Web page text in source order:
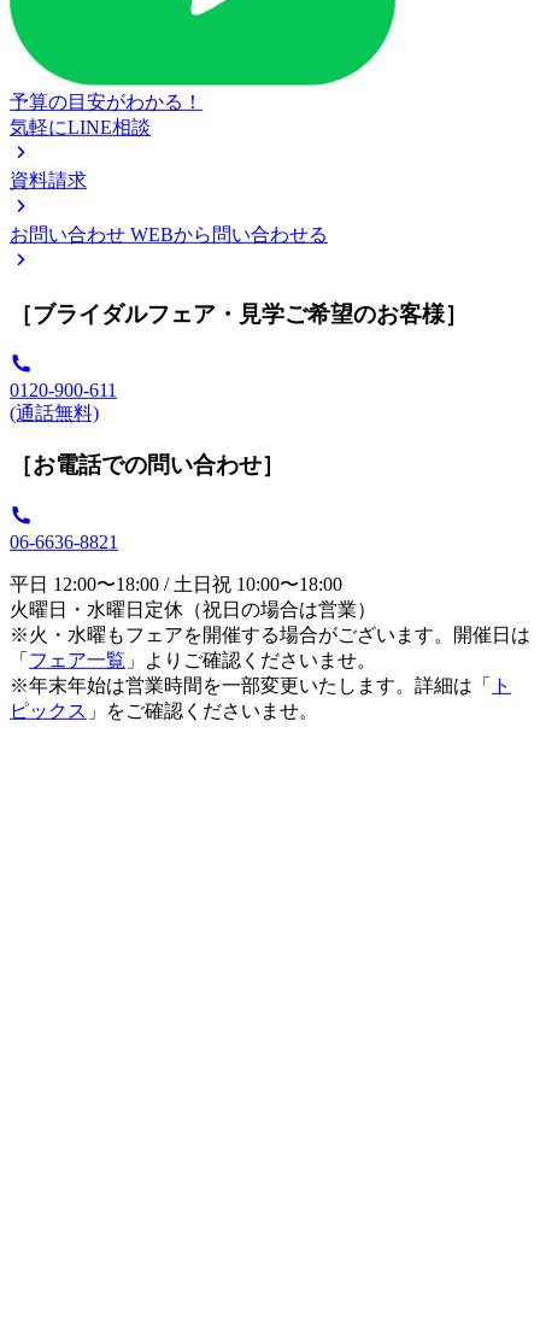
予算の目安がわかる！
気軽にLINE相談
資料請求
お問い合わせ WEBから問い合わせる
［ブライダルフェア・見学ご希望のお客様］
0120-900-611
(通話無料)
［お電話での問い合わせ］
06-6636-8821
平日 12:00〜18:00 / 土日祝 10:00〜18:00
火曜日・水曜日定休（祝日の場合は営業）
※火・水曜もフェアを開催する場合がございます。開催日は
「 フェア一覧 」よりご確認くださいませ。
※年末年始は営業時間を一部変更いたします。詳細は「
ト
ピックス 」をご確認くださいませ。